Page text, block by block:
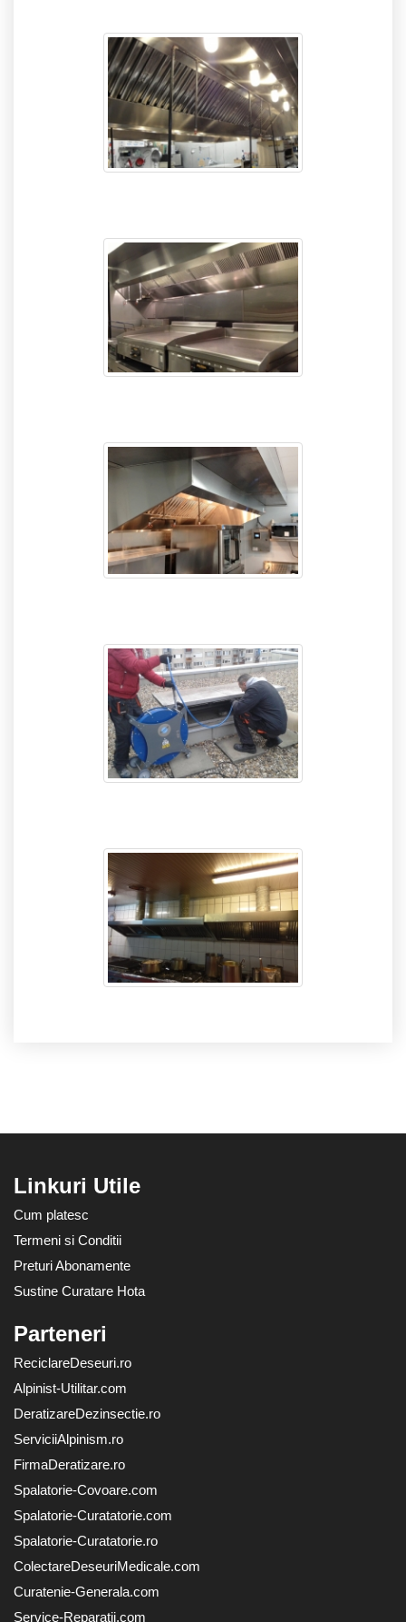
Linkuri Utile
Cum platesc
Termeni si Conditii
Preturi Abonamente
Sustine Curatare Hota
Parteneri
ReciclareDeseuri.ro
Alpinist-Utilitar.com
DeratizareDezinsectie.ro
ServiciiAlpinism.ro
FirmaDeratizare.ro
Spalatorie-Covoare.com
Spalatorie-Curatatorie.com
Spalatorie-Curatatorie.ro
ColectareDeseuriMedicale.com
Curatenie-Generala.com
Service-Reparatii.com